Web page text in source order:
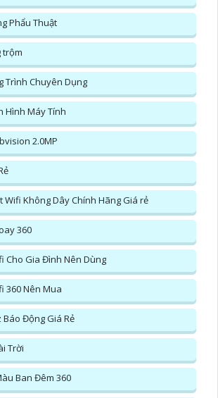
Phẩu Thuật
trộm
Trình Chuyên Dụng
Hình Máy Tính
2.0MP
Wifi Không Dây Chính Hãng Giá rẻ
360
Cho Gia Đình Nên Dùng
360 Nên Mua
Báo Động Giá Rẻ
Trời
Ban Đêm 360